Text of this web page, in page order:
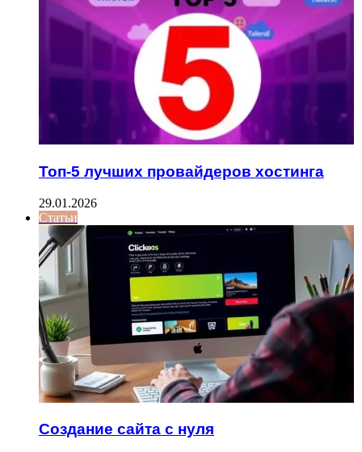
Топ-5 лучших провайдеров хостинга
29.01.2026
Статьи
Создание сайта с нуля